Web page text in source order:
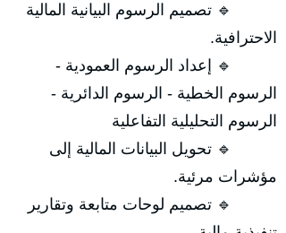
🔹 تصميم الرسوم البيانية المالية
الاحترافية.
🔹 إعداد الرسوم العمودية -
الرسوم الخطية - الرسوم الدائرية -
الرسوم التحليلية التفاعلية
🔹 تحويل البيانات المالية إلى
مؤشرات مرئية.
🔹 تصميم لوحات متابعة وتقارير